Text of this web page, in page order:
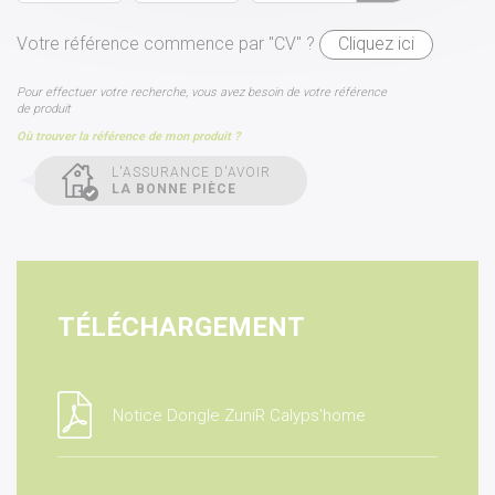
Votre référence commence par "CV" ? Cliquez ici
Pour effectuer votre recherche, vous avez besoin de votre référence
de produit
Où trouver la référence de mon produit ?
L'ASSURANCE D'AVOIR
LA BONNE PIÈCE
TÉLÉCHARGEMENT
Notice Dongle ZuniR Calyps'home